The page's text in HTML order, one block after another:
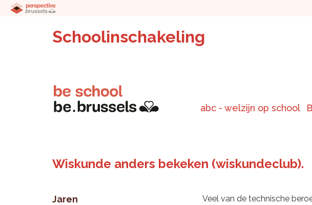
Schoolinschakeling
abc - welzijn op school
Wiskunde anders bekeken (wiskundeclub).
Jaren
Veel van de technische